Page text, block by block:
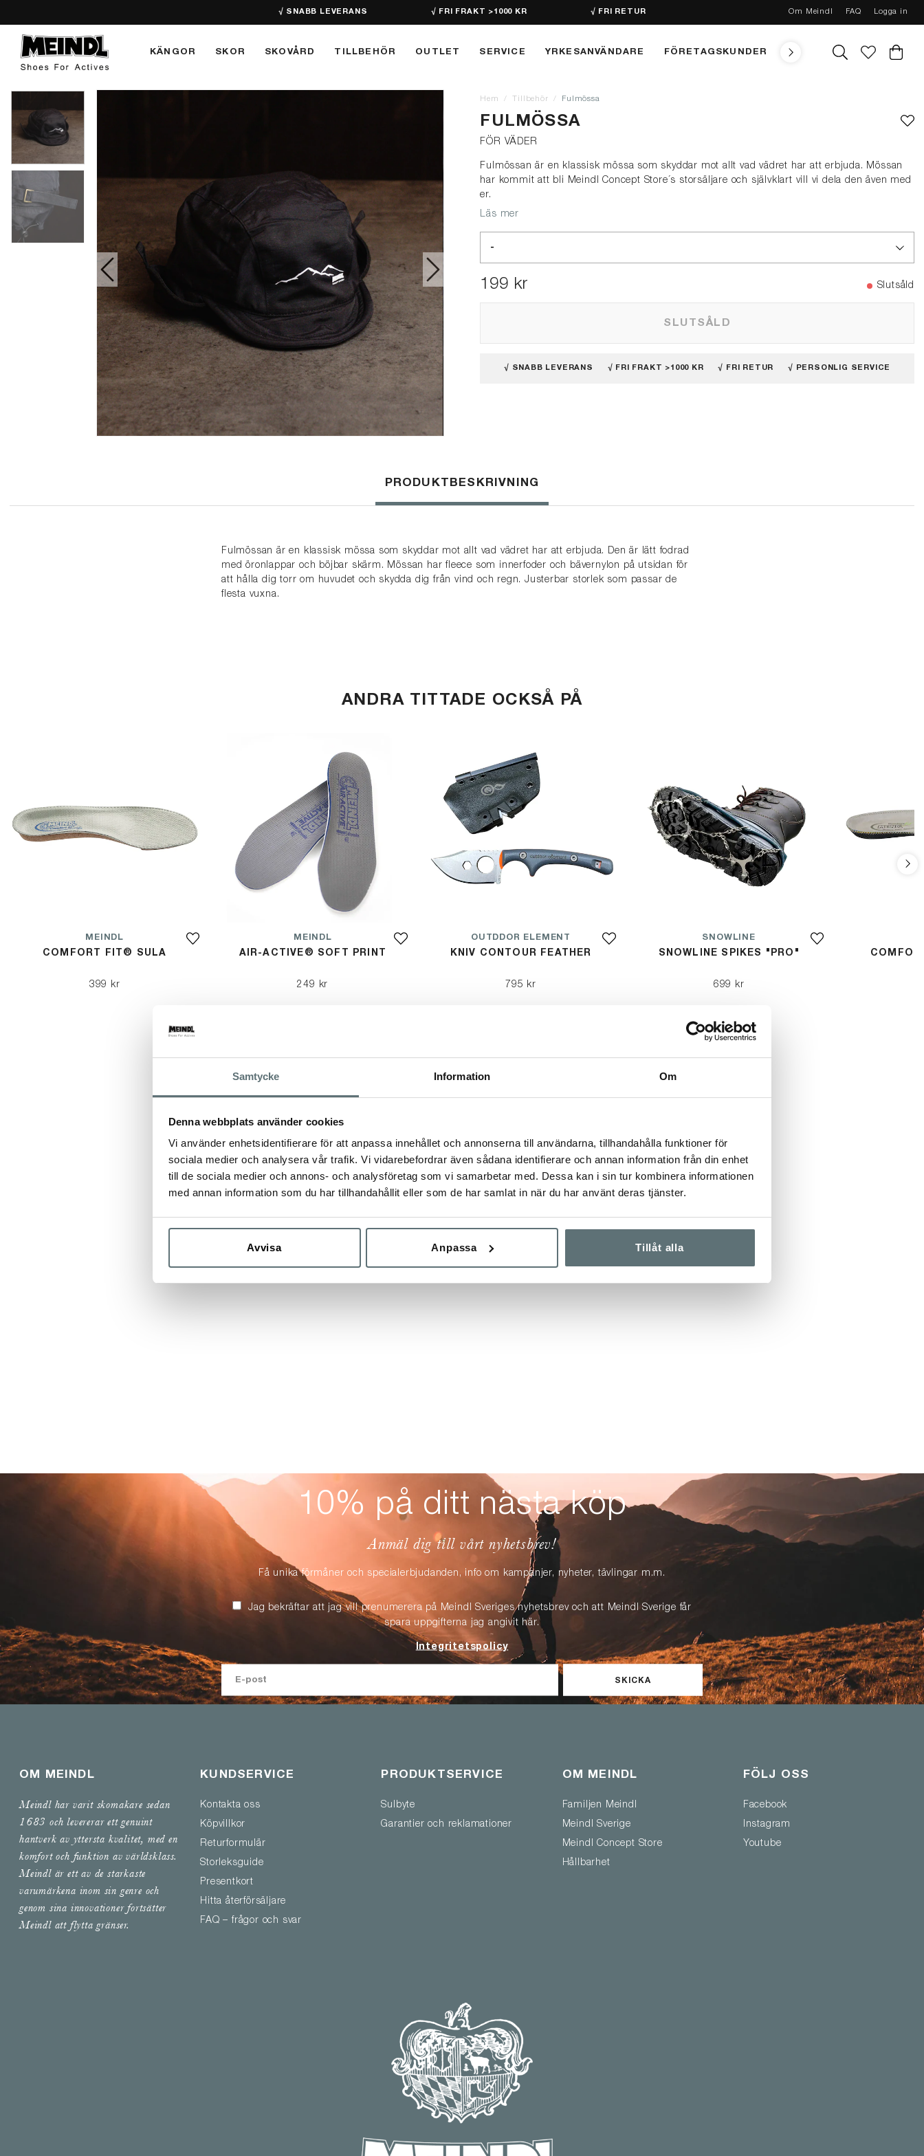
Samtycke Information Om
Denna webbplats använder cookies
Vi använder enhetsidentifierare för att anpassa innehållet och annonserna till användarna, tillhandahålla funktioner för
sociala medier och analysera vår trafik. Vi vidarebefordrar även sådana identifierare och annan information från din enhet
till de sociala medier och annons- och analysföretag som vi samarbetar med. Dessa kan i sin tur kombinera informationen
med annan information som du har tillhandahållit eller som de har samlat in när du har använt deras tjänster.
Avvisa Anpassa Tillåt alla
√ SNABB LEVERANS √ FRI FRAKT >1000 KR √ FRI RETUR Om Meindl FAQ Logga in
KÄNGOR SKOR SKOVÅRD TILLBEHÖR OUTLET SERVICE YRKESANVÄNDARE FÖRETAGSKUNDER TEKNIK MEINDL
Hem Tillbehör Fulmössa
FULMÖSSA
FÖR VÄDER
Fulmössan är en klassisk mössa som skyddar mot allt vad vädret har att erbjuda. Mössan
har kommit att bli Meindl Concept Store´s storsäljare och självklart vill vi dela den även med
er.
Läs mer
-
199 kr Slutsåld
SLUTSÅLD
√ SNABB LEVERANS √ FRI FRAKT >1000 KR √ FRI RETUR √ PERSONLIG SERVICE
PRODUKTBESKRIVNING
Fulmössan är en klassisk mössa som skyddar mot allt vad vädret har att erbjuda. Den är lätt fodrad
med öronlappar och böjbar skärm. Mössan har fleece som innerfoder och bävernylon på utsidan för
att hålla dig torr om huvudet och skydda dig från vind och regn. Justerbar storlek som passar de
flesta vuxna.
ANDRA TITTADE OCKSÅ PÅ
MEINDL
COMFORT FIT® SULA
399 kr
MEINDL
AIR-ACTIVE® SOFT PRINT
249 kr
OUTDDOR ELEMENT
KNIV CONTOUR FEATHER
795 kr
SNOWLINE
SNOWLINE SPIKES "PRO"
699 kr
10% på ditt nästa köp
Anmäl dig till vårt nyhetsbrev!
Få unika förmåner och specialerbjudanden, info om kampanjer, nyheter, tävlingar m.m.
Jag bekräftar att jag vill prenumerera på Meindl Sveriges nyhetsbrev och att Meindl Sverige får
spara uppgifterna jag angivit här.
Integritetspolicy
SKICKA
OM MEINDL
Meindl har varit skomakare sedan
1683 och levererar ett genuint
hantverk av yttersta kvalitet, med en
komfort och funktion av världsklass.
Meindl är ett av de starkaste
varumärkena inom sin genre och
genom sina innovationer fortsätter
Meindl att flytta gränser.
KUNDSERVICE
Kontakta oss
Köpvillkor
Returformulär
Storleksguide
Presentkort
Hitta återförsäljare
FAQ – frågor och svar
PRODUKTSERVICE
Sulbyte
Garantier och reklamationer
OM MEINDL
Familjen Meindl
Meindl Sverige
Meindl Concept Store
Hållbarhet
FÖLJ OSS
Facebook
Instagram
Youtube